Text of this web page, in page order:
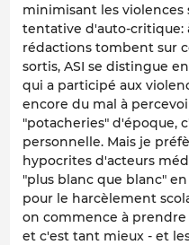
minimisant les violences
tentative d'auto-critique:
rédactions tombent sur
sortis, ASI se distingue
qui a participé aux
encore du mal à
"potacheries" d'époque,
personnelle. Mais je
hypocrites d'acteurs
"plus blanc que blanc"
pour le harcèlement
on commence à
et c'est tant mieux - et